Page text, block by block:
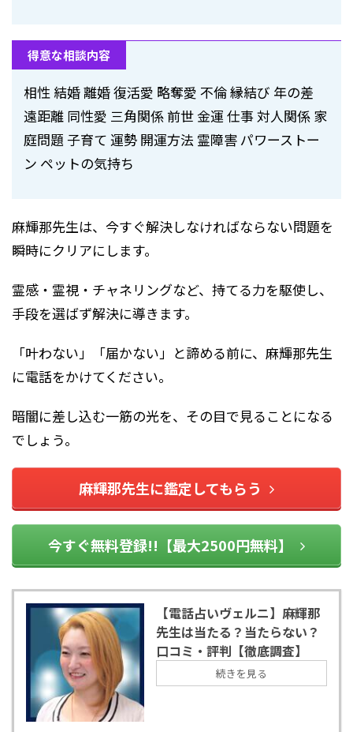
得意な相談内容
相性 結婚 離婚 復活愛 略奪愛 不倫 縁結び 年の差
遠距離 同性愛 三角関係 前世 金運 仕事 対人関係 家
庭問題 子育て 運勢 開運方法 霊障害 パワーストー
ン ペットの気持ち
麻輝那先生は、今すぐ解決しなければならない問題を
瞬時にクリアにします。
霊感・霊視・チャネリングなど、持てる力を駆使し、
手段を選ばず解決に導きます。
「叶わない」「届かない」と諦める前に、麻輝那先生
に電話をかけてください。
暗闇に差し込む一筋の光を、その目で見ることになる
でしょう。
麻輝那先生に鑑定してもらう
今すぐ無料登録!!【最大2500円無料】
【電話占いヴェルニ】麻輝那
先生は当たる？当たらない？
口コミ・評判【徹底調査】
続きを見る